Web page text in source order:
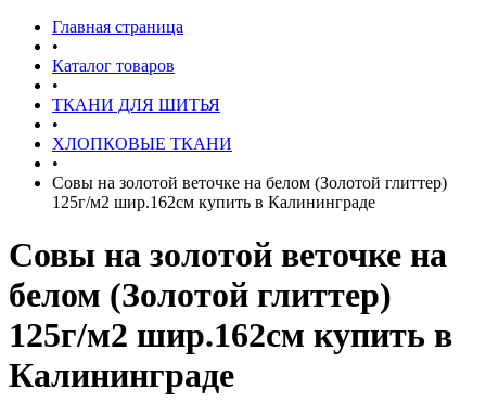
Главная страница
•
Каталог товаров
•
ТКАНИ ДЛЯ ШИТЬЯ
•
ХЛОПКОВЫЕ ТКАНИ
•
Совы на золотой веточке на белом (Золотой глиттер)
125г/м2 шир.162см купить в Калининграде
Совы на золотой веточке на
белом (Золотой глиттер)
125г/м2 шир.162см купить в
Калининграде